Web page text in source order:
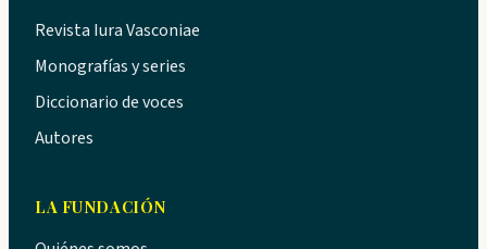
Revista Iura Vasconiae
Monografías y series
Diccionario de voces
Autores
LA FUNDACIÓN